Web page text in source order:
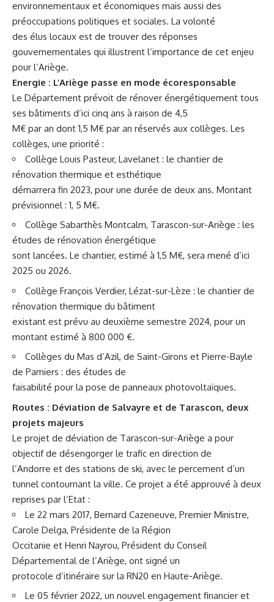
environnementaux et économiques mais aussi des
préoccupations politiques et sociales. La volonté
des élus locaux est de trouver des réponses
gouvernementales qui illustrent l’importance de cet enjeu
pour l’Ariège.
Energie : L’Ariège passe en mode écoresponsable
Le Département prévoit de rénover énergétiquement tous
ses bâtiments d’ici cinq ans à raison de 4,5
M€ par an dont 1,5 M€ par an réservés aux collèges. Les
collèges, une priorité :
Collège Louis Pasteur, Lavelanet : le chantier de
rénovation thermique et esthétique
démarrera fin 2023, pour une durée de deux ans. Montant
prévisionnel : 1, 5 M€.
Collège Sabarthès Montcalm, Tarascon-sur-Ariège : les
études de rénovation énergétique
sont lancées. Le chantier, estimé à 1,5 M€, sera mené d’ici
2025 ou 2026.
Collège François Verdier, Lézat-sur-Lèze : le chantier de
rénovation thermique du bâtiment
existant est prévu au deuxième semestre 2024, pour un
montant estimé à 800 000 €.
Collèges du Mas d’Azil, de Saint-Girons et Pierre-Bayle
de Pamiers : des études de
faisabilité pour la pose de panneaux photovoltaïques.
Routes : Déviation de Salvayre et de Tarascon, deux
projets majeurs
Le projet de déviation de Tarascon-sur-Ariège a pour
objectif de désengorger le trafic en direction de
l’Andorre et des stations de ski, avec le percement d’un
tunnel contournant la ville. Ce projet a été approuvé à deux
reprises par l’Etat :
Le 22 mars 2017, Bernard Cazeneuve, Premier Ministre,
Carole Delga, Présidente de la Région
Occitanie et Henri Nayrou, Président du Conseil
Départemental de l’Ariège, ont signé un
protocole d’itinéraire sur la RN20 en Haute-Ariège.
Le 05 février 2022, un nouvel engagement financier et